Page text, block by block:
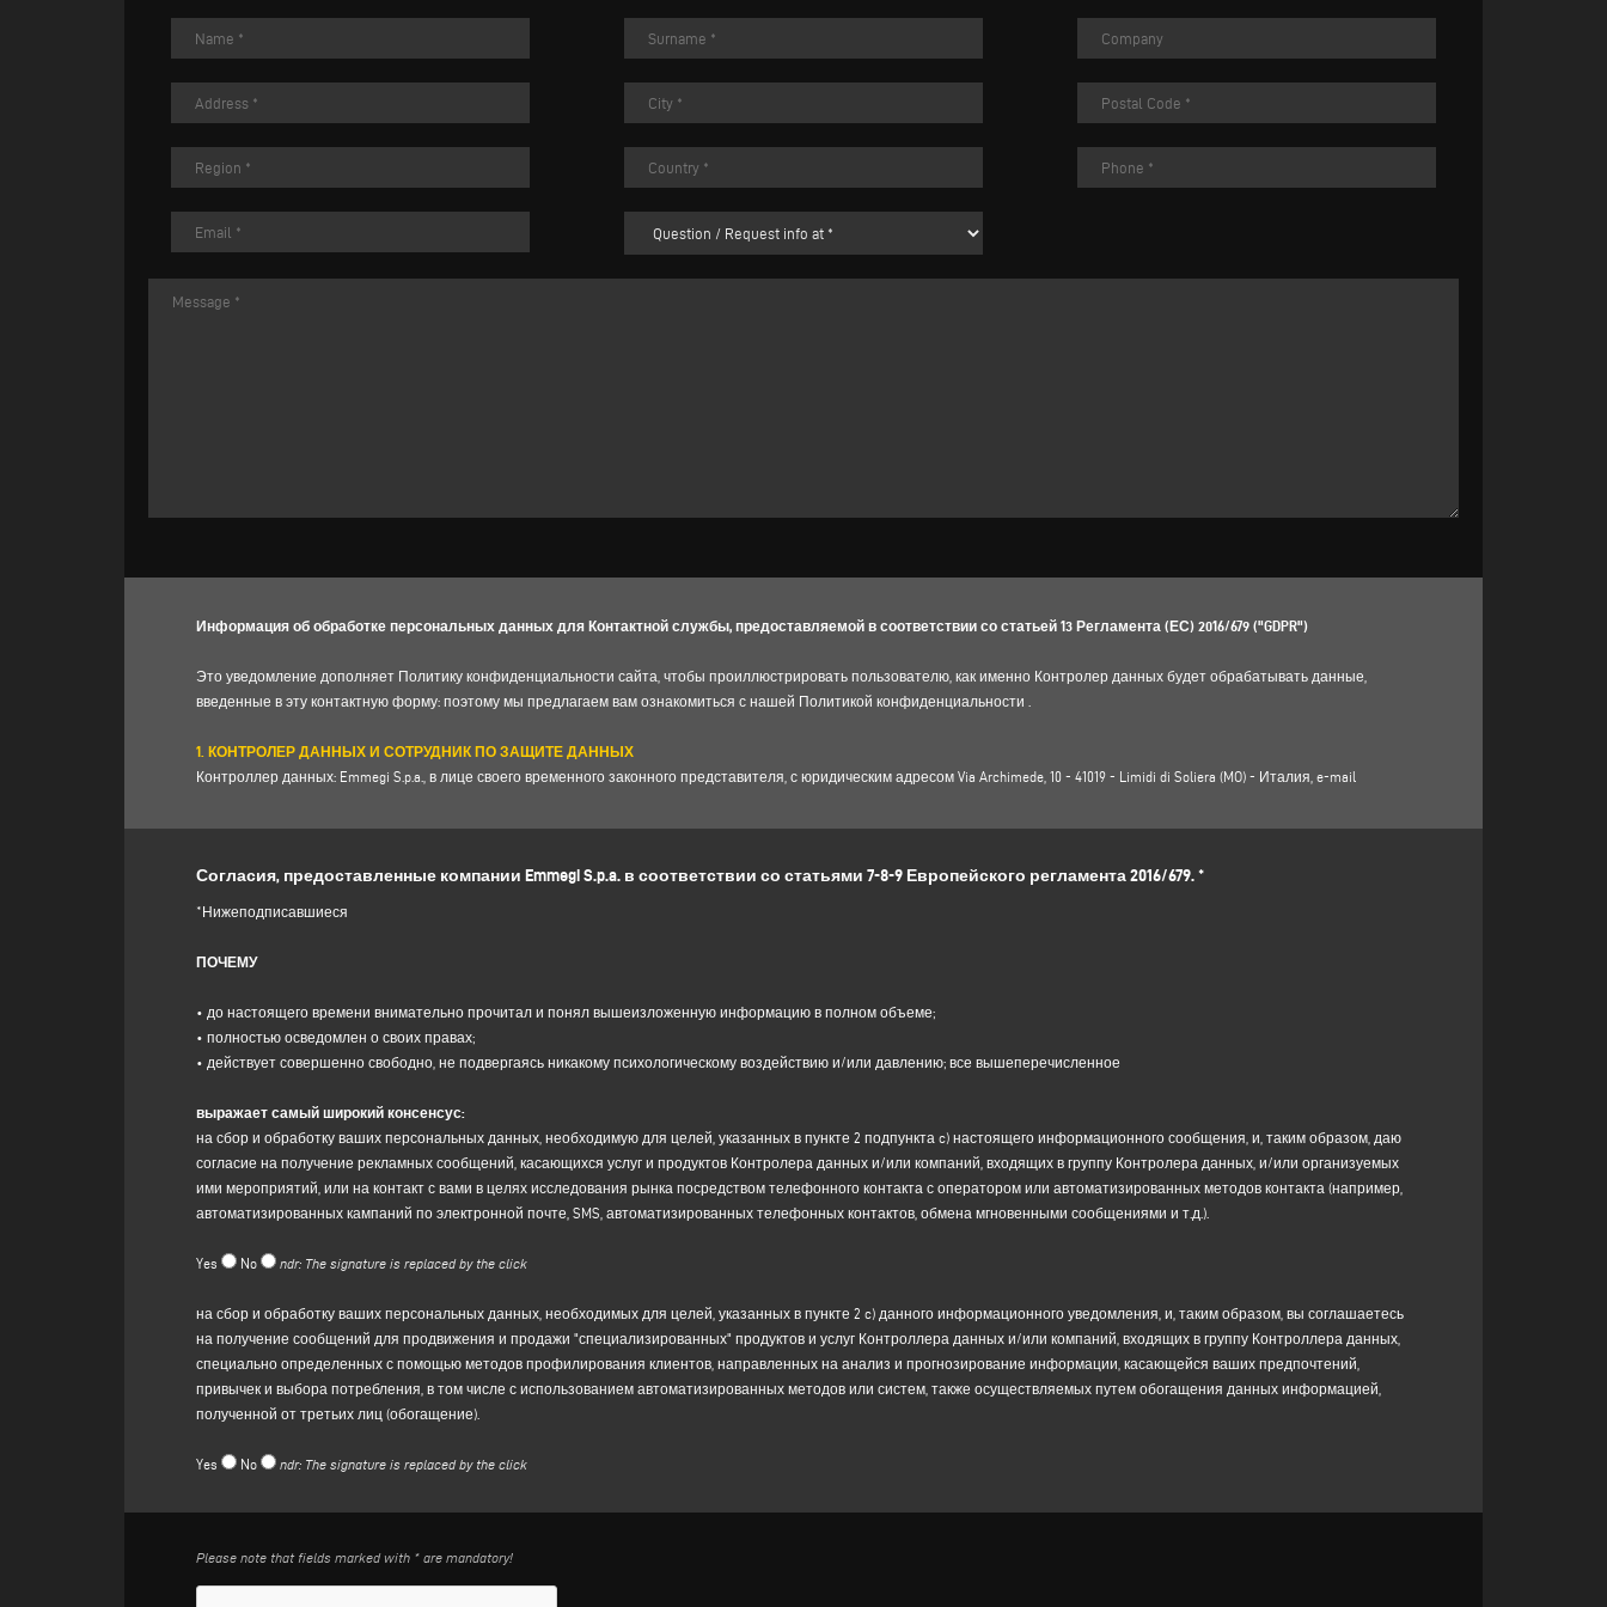
Информация об обработке персональных данных для Контактной службы, предоставляемой в соответствии со статьей 13 Регламента (ЕС) 2016/679 ("GDPR")
Это уведомление дополняет Политику конфиденциальности сайта, чтобы проиллюстрировать пользователю, как именно Контролер данных будет обрабатывать данные,
введенные в эту контактную форму: поэтому мы предлагаем вам ознакомиться с нашей Политикой конфиденциальности .
1. КОНТРОЛЕР ДАННЫХ И СОТРУДНИК ПО ЗАЩИТЕ ДАННЫХ
Контроллер данных: Emmegi S.p.a., в лице своего временного законного представителя, с юридическим адресом Via Archimede, 10 - 41019 - Limidi di Soliera (MO) - Италия, e-mail
Ответственный за защиту данных (DPO): д-р Донато Эудженио Какавелла, адрес электронной почты:dpo.voilap@amicadpo.eu.
2. ОБРАБАТЫВАЕМЫЕ ПЕРСОНАЛЬНЫЕ ДАННЫЕ, ЦЕЛЬ ОБРАБОТКИ И ПРАВОВАЯ ОСНОВА
законный интерес Контролера в значении Статьи 6(1)(f) GDPR, чтобы быть определенным в разумных ожиданиях, что вы ожидаете, что ваши личные данные будут
отправки вам рекламных сообщений, касающихся услуг и продуктов Контролера и/или компаний,
мероприятий, или для связи с вами в целях исследования рынка посредством телефонного контакта с оператором или автоматизированных методов контакта (например,
автоматизированных кампаний по электронной почте, SMS, автоматизированных телефонных контактов, мгновенных сообщений и т.д.); правовым основанием для обработки
данных является предоставление вашего согласия, в соответствии со Статьей 6(1)(a) GDPR;
продвижение и продажа "специализированных" продуктов и услуг Контролера данных и/или компаний, входящих в группу Контролера данных
выбора потребления субъекта данных, в том числе с помощью автоматизированных методов или систем, реализуемых также путем обогащения данных информацией,
3. ХАРАКТЕР ПРЕДОСТАВЛЕНИЯ, СРОК ХРАНЕНИЯ ДАННЫХ И МЕТОДЫ ОБРАБОТКИ
В целях, указанных в пункте 2, буква (a) выше, предоставление ваших персональных данных является обязательным для составления ответа на ваш запрос, поскольку ваш
В связи с целями, указанными в подпунктах (b) и (c) пункта 2 выше, предоставление ваших персональных данных является необязательным, и ваш отказ от их предоставления
которые в большей степени соответствуют вашему профилю.
будут уничтожены или станут анонимными;
Согласия, предоставленные компании Emmegi S.p.a. в соответствии со статьями 7-8-9 Европейского регламента 2016/679. *
*Нижеподписавшиеся
ПОЧЕМУ
• до настоящего времени внимательно прочитал и понял вышеизложенную информацию в полном объеме;
• полностью осведомлен о своих правах;
• действует совершенно свободно, не подвергаясь никакому психологическому воздействию и/или давлению; все вышеперечисленное
выражает самый широкий консенсус:
на сбор и обработку ваших персональных данных, необходимую для целей, указанных в пункте 2 подпункта c) настоящего информационного сообщения, и, таким образом, даю
согласие на получение рекламных сообщений, касающихся услуг и продуктов Контролера данных и/или компаний, входящих в группу Контролера данных, и/или организуемых
ими мероприятий, или на контакт с вами в целях исследования рынка посредством телефонного контакта с оператором или автоматизированных методов контакта (например,
автоматизированных кампаний по электронной почте, SMS, автоматизированных телефонных контактов, обмена мгновенными сообщениями и т.д.).
Yes No ndr: The signature is replaced by the click
на сбор и обработку ваших персональных данных, необходимых для целей, указанных в пункте 2 c) данного информационного уведомления, и, таким образом, вы соглашаетесь
на получение сообщений для продвижения и продажи "специализированных" продуктов и услуг Контроллера данных и/или компаний, входящих в группу Контроллера данных,
специально определенных с помощью методов профилирования клиентов, направленных на анализ и прогнозирование информации, касающейся ваших предпочтений,
привычек и выбора потребления, в том числе с использованием автоматизированных методов или систем, также осуществляемых путем обогащения данных информацией,
полученной от третьих лиц (обогащение).
Yes No ndr: The signature is replaced by the click
Please note that fields marked with * are mandatory!